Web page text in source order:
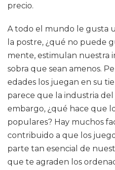
precio.
A todo el mundo le gusta
la postre, ¿qué no puede
mente, estimulan nuestra
sobra que sean amenos.
edades los juegan en su
parece que la industria
embargo, ¿qué hace que
populares? Hay muchos
contribuido a que los
parte tan esencial de
que te agraden los